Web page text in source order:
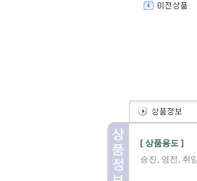
[ 상품용도 ]
승진, 영전, 취